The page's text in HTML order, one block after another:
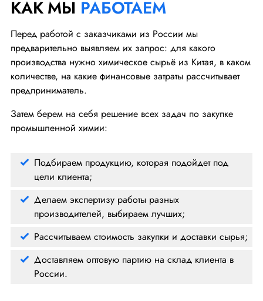
КАК МЫ РАБОТАЕМ
Перед работой с заказчиками из России мы
предварительно выявляем их запрос: для какого
производства нужно химическое сырьё из Китая, в каком
количестве, на какие финансовые затраты рассчитывает
предприниматель.
Затем берем на себя решение всех задач по закупке
промышленной химии:
Подбираем продукцию, которая подойдет под
цели клиента;
Делаем экспертизу работы разных
производителей, выбираем лучших;
Рассчитываем стоимость закупки и доставки сырья;
Доставляем оптовую партию на склад клиента в
России.